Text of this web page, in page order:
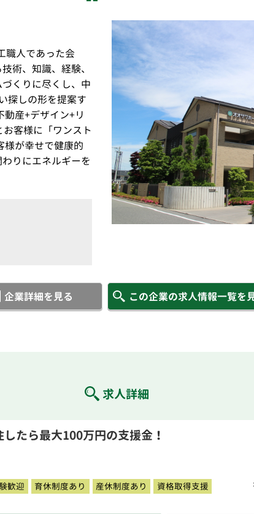
職人であった会
術、知識、経験、
くりに尽くし、中
探しの形を提案す
産+デザイン+リ
客様に「ワンスト
様が幸せで健康的
りにエネルギーを
企業詳細を見る この企業の求人情報一覧を
求人詳細
たら最大100万円の支援金！
歓迎 育休制度あり 産休制度あり 資格取得支援